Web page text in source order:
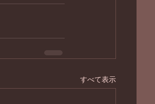
すべて表示